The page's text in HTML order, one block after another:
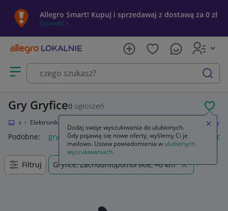
Allegro Smart! Kupuj i sprzedawaj z dostawą za 0 zł
Sprawdź »
Otwórz menu z kategoriami
szukaj
Gry Gryfice0 ogłoszeń
Elektronika Gry
Podobne: gry gry ps5 gry ps4 karty do gry gry
Filtruj Gryfice, Zachodniopomorskie, +0 km
Dodaj swoje wyszukiwania do ulubionych.
Gdy pojawią się nowe oferty, wyślemy Ci je
mailowo. Ustaw powiadomienia w ulubionych
wyszukiwaniach.